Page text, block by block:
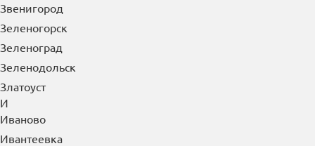
Звенигород
Зеленогорск
Зеленоград
Зеленодольск
Златоуст
И
Иваново
Ивантеевка